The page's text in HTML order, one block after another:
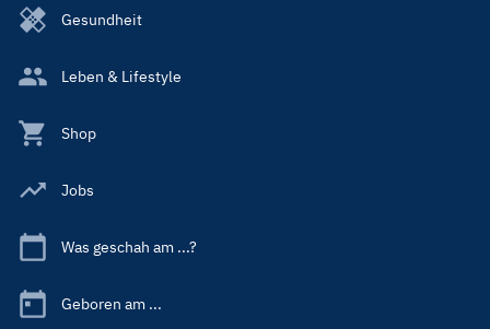
Gesundheit
Leben & Lifestyle
Shop
Jobs
Was geschah am ...?
Geboren am ...